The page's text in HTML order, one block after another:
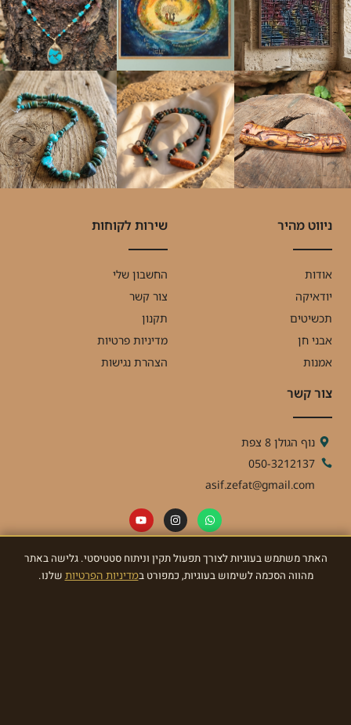
האתר משתמש בעוגיות לצורך תפעול תקין וניתוח סטטיסטי. גלישה באתר
מהווה הסכמה לשימוש בעוגיות, כמפורט במדיניות הפרטיותשלנו.
ניווט מהיר
אודות
יודאיקה
תכשיטים
אבני חן
אמנות
שירות לקוחות
החשבון שלי
צור קשר
תקנון
מדיניות פרטיות
הצהרת נגישות
צור קשר
נוף הגולן 8 צפת
050-3212137
asif.zefat@gmail.com
ניוזלטר